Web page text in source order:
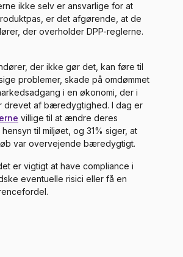
ikke selv er ansvarlige for at
er det afgørende, at de
der overholder DPP-reglerne.
der ikke gør det, kan føre til
problemer, skade på omdømmet
i en økonomi, der i
drevet af bæredygtighed. I dag er
villige til at ændre deres
til miljøet, og 31% siger, at
var overvejende bæredygtigt.
er vigtigt at have compliance i
eventuelle risici eller få en